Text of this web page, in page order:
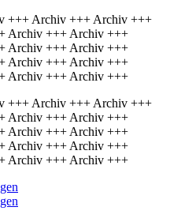
+++ Archiv +++ Archiv +++
Archiv +++ Archiv +++
Archiv +++ Archiv +++
Archiv +++ Archiv +++
Archiv +++ Archiv +++
+++ Archiv +++ Archiv +++
Archiv +++ Archiv +++
Archiv +++ Archiv +++
Archiv +++ Archiv +++
Archiv +++ Archiv +++